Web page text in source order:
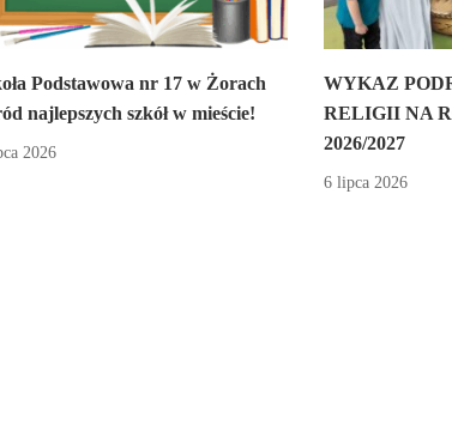
Podstawowa nr 17 w Żorach
najlepszych szkół w mieście!
2026
WYKAZ
RELIGII NA
2026/2027
6 lipca 2026